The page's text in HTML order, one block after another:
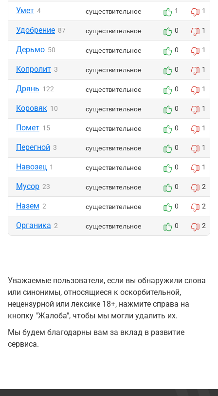
Умет 4 существительное 1 1
Удобрение 87 существительное 0 1
Дерьмо 50 существительное 0 1
Копролит 3 существительное 0 1
Дрянь 122 существительное 0 1
Коровяк 10 существительное 0 1
Помет 15 существительное 0 1
Перегной 3 существительное 0 1
Навозец 1 существительное 0 1
Мусор 23 существительное 0 2
Назем 2 существительное 0 2
Органика 2 существительное 0 2
Уважаемые пользователи, если вы обнаружили слова
или синонимы, относящиеся к оскорбительной,
нецензурной или лексике 18+, нажмите справа на
кнопку "Жалоба", чтобы мы могли удалить их.
Мы будем благодарны вам за вклад в развитие
сервиса.